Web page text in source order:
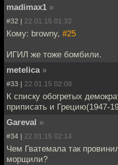
madimax1 »
#32 | 22.01.15 01:32
Кому: browny, #25
ИГИЛ же тоже бомбили.
metelica »
#33 | 22.01.15 02:08
К списку обогретых
приписать и Грецию(1947-
Gareval »
#34 | 22.01.15 02:14
Чем Гватемала так
морщили?